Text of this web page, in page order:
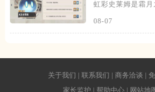
虹彩史莱姆是霜
08-07
关于我们 | 联系我们 | 商务洽谈 |
家长监护 | 帮助中心 | 网站地